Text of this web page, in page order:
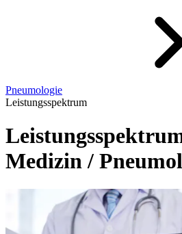
Pneumologie
Leistungsspektrum
Medizin /